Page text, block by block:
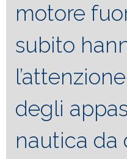
motore
subito
degli
nautica da